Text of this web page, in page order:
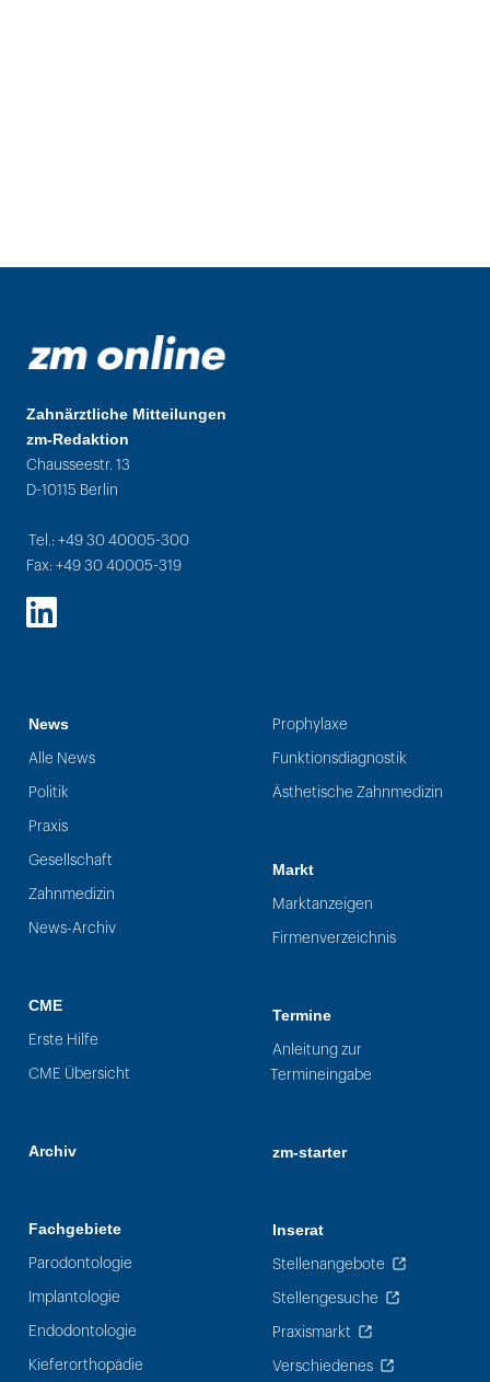
Zahnärztliche Mitteilungen
zm-Redaktion
Chausseestr. 13
D-10115 Berlin
Tel.: +49 30 40005-300
Fax: +49 30 40005-319
LinkedIn
News
Alle News
Politik
Praxis
Gesellschaft
Zahnmedizin
News-Archiv
CME
Erste Hilfe
CME Übersicht
Archiv
Fachgebiete
Parodontologie
Implantologie
Endodontologie
Kieferorthopädie
Prophylaxe
Funktionsdiagnostik
Ästhetische Zahnmedizin
Markt
Marktanzeigen
Firmenverzeichnis
Termine
Anleitung zur
Termineingabe
zm-starter
Inserat
Stellenangebote
Stellengesuche
Praxismarkt
Verschiedenes